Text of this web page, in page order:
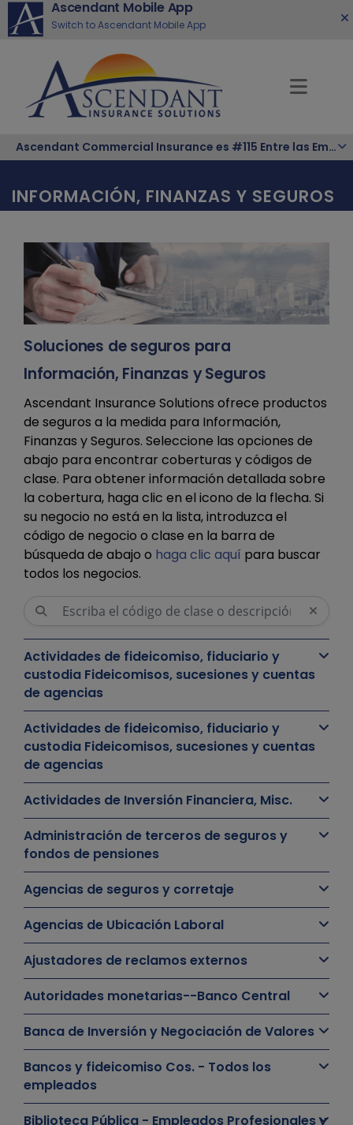
Ascendant Mobile App
Switch to Ascendant Mobile App
Ascendant Commercial Insurance es #115 Entre las Empresas Hispanas Más Grandes de la Nación
INFORMACIÓN, FINANZAS Y SEGUROS
Soluciones de seguros para
Información, Finanzas y Seguros
Ascendant Insurance Solutions ofrece productos
de seguros a la medida para Información,
Finanzas y Seguros. Seleccione las opciones de
abajo para encontrar coberturas y códigos de
clase. Para obtener información detallada sobre
la cobertura, haga clic en el icono de la flecha. Si
su negocio no está en la lista, introduzca el
código de negocio o clase en la barra de
búsqueda de abajo o haga clic aquí para buscar
todos los negocios.
Actividades de fideicomiso, fiduciario y
custodia Fideicomisos, sucesiones y cuentas
de agencias
Actividades de fideicomiso, fiduciario y
custodia Fideicomisos, sucesiones y cuentas
de agencias
Actividades de Inversión Financiera, Misc.
Administración de terceros de seguros y
fondos de pensiones
Agencias de seguros y corretaje
Agencias de Ubicación Laboral
Ajustadores de reclamos externos
Autoridades monetarias--Banco Central
Banca de Inversión y Negociación de Valores
Bancos y fideicomiso Cos. - Todos los
empleados
Biblioteca Pública - Empleados Profesionales y